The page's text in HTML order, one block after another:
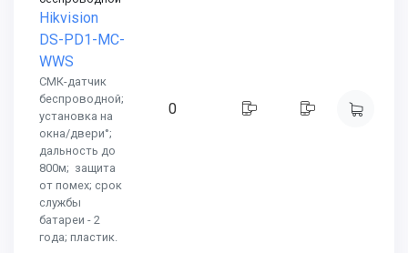
Hikvision
DS-PD1-MC-
WWS
СМК-датчик
беспроводной;
установка на
окна/двери°;
дальность до
800м; защита
от помех; срок
службы
батареи - 2
года; пластик.
0